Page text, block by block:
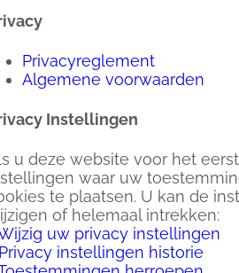
Privacyreglement
Algemene voorwaarden
Instellingen
u deze website voor het
waar uw
te plaatsen. U kan de
of helemaal intrekken:
uw privacy instellingen
instellingen historie